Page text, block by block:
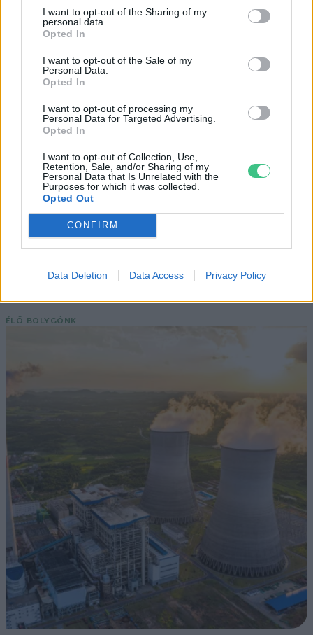
I want to opt-out of the Sharing of my
personal data.
Opted In
I want to opt-out of the Sale of my
Personal Data.
Opted In
I want to opt-out of processing my
Personal Data for Targeted Advertising.
Opted In
I want to opt-out of Collection, Use,
Retention, Sale, and/or Sharing of my
Personal Data that Is Unrelated with the
Purposes for which it was collected.
Opted Out
CONFIRM
Data Deletion Data Access Privacy Policy
Négy éven belül valósággá válhatnak az
KÖZLEKEDÉS
Történelmi aszály sújtja Nagy-
Britanniát is
SZEMLE
Elképesztő felvétel mutatja meg,
mekkora a különbség az áradó és a
ÉLŐ BOLYGÓNK